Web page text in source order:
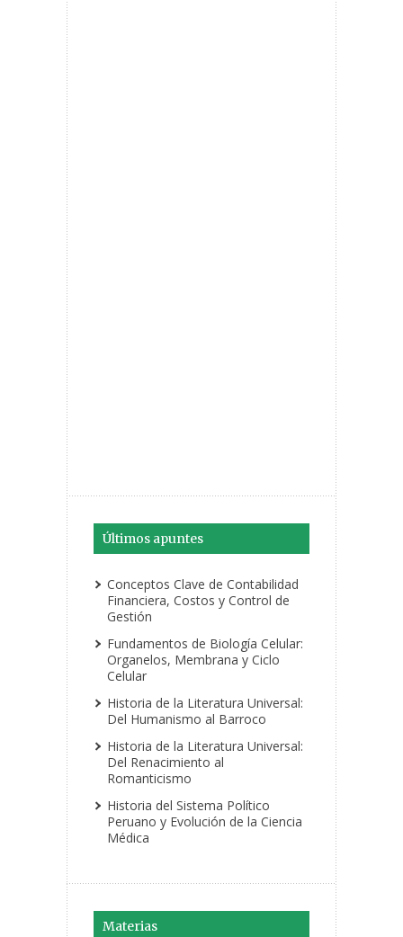
Últimos apuntes
Conceptos Clave de Contabilidad
Financiera, Costos y Control de
Gestión
Fundamentos de Biología Celular:
Organelos, Membrana y Ciclo
Celular
Historia de la Literatura Universal:
Del Humanismo al Barroco
Historia de la Literatura Universal:
Del Renacimiento al
Romanticismo
Historia del Sistema Político
Peruano y Evolución de la Ciencia
Médica
Materias